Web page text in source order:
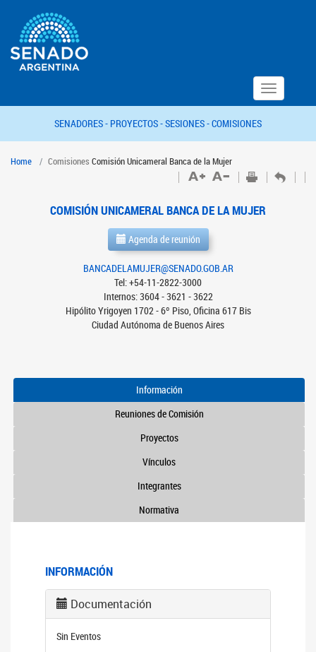
Toggle
navigation
SENADORES - PROYECTOS -SESIONES -COMISIONES
Home Comisiones Comisión Unicameral Banca de la Mujer
COMISIÓN UNICAMERAL BANCA DE LA MUJER
Agenda de reunión
BANCADELAMUJER@SENADO.GOB.AR
Tel: +54-11-2822-3000
Internos: 3604 - 3621 - 3622
Hipólito Yrigoyen 1702 - 6º Piso, Oficina 617 Bis
Ciudad Autónoma de Buenos Aires
Información
Reuniones de Comisión
Proyectos
Vínculos
Integrantes
Normativa
INFORMACIÓN
Documentación
Sin Eventos